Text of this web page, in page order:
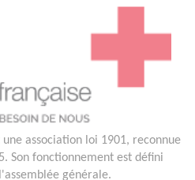
association loi 1901, reconnue
Son fonctionnement est défini
générale.